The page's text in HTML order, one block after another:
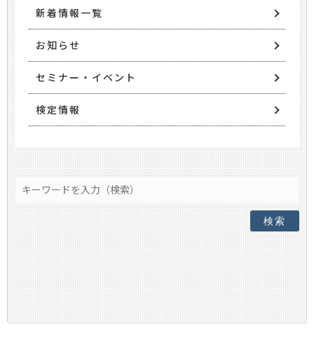
新着情報一覧
お知らせ
セミナー・イベント
検定情報
検索